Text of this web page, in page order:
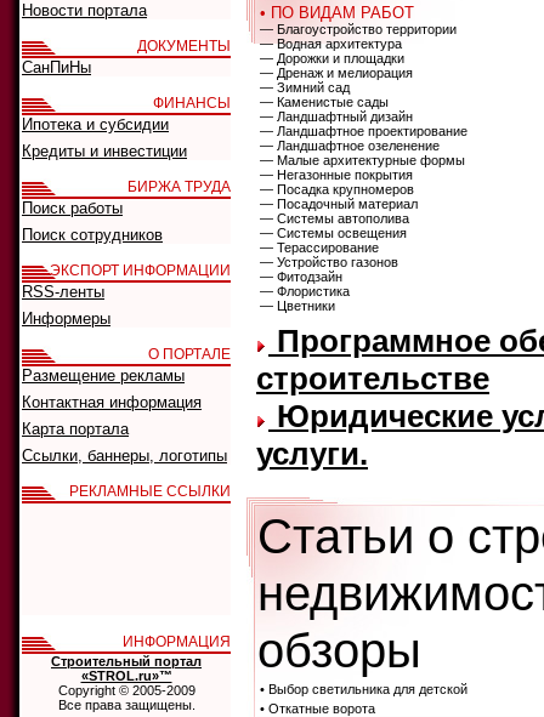
• ПО ВИДАМ РАБОТ
— Благоустройство территории
— Водная архитектура
— Дорожки и площадки
— Дренаж и мелиорация
— Зимний сад
— Каменистые сады
— Ландшафтный дизайн
— Ландшафтное проектирование
— Ландшафтное озеленение
— Малые архитектурные формы
— Негазонные покрытия
— Посадка крупномеров
— Посадочный материал
— Системы автополива
— Системы освещения
— Терассирование
— Устройство газонов
— Фитодзайн
— Флористика
— Цветники
Программное
строительстве
Юридические
услуги.
Статьи о
обзоры
• Выбор светильника для детской
• Откатные ворота
Новости портала
ДОКУМЕНТЫ
СанПиНы
ФИНАНСЫ
Ипотека и субсидии
Кредиты и инвестиции
БИРЖА ТРУДА
Поиск работы
Поиск сотрудников
ЭКСПОРТ ИНФОРМАЦИИ
RSS-ленты
Информеры
О ПОРТАЛЕ
Размещение рекламы
Контактная информация
Карта портала
Ссылки, баннеры, логотипы
РЕКЛАМНЫЕ ССЫЛКИ
ИНФОРМАЦИЯ
Строительный портал
«STROL.ru»™
Copyright © 2005-2009
Все права защищены.